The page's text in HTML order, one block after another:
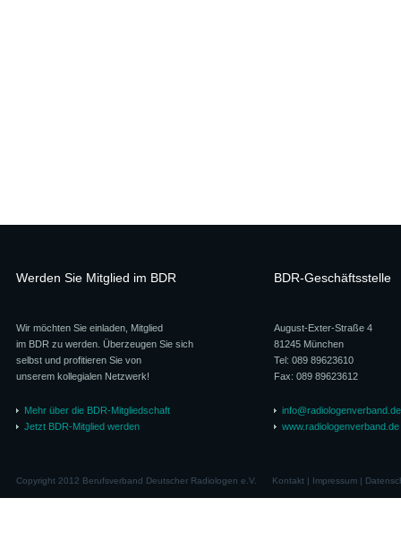
Werden Sie Mitglied im BDR
Wir möchten Sie einladen, Mitglied
im BDR zu werden. Überzeugen Sie sich
selbst und profitieren Sie von
unserem kollegialen Netzwerk!
Mehr über die BDR-Mitgliedschaft
Jetzt BDR-Mitglied werden
BDR-Geschäftsstelle
August-Exter-Straße 4
81245 München
Tel: 089 89623610
Fax: 089 89623612
info@radiologenverband.de
www.radiologenverband.de
Copyright 2012 Berufsverband Deutscher Radiologen e.V. Kontakt| Impressum|